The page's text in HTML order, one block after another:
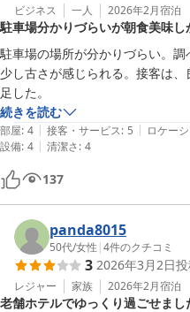
ビジネス 一人 2026年2月宿泊
駐車場分かりづらいが朝食美味し
駐車場の場所が分かりづらい。調
少し古さが感じられる。接客は
足した。
続きを読む
部屋: 4 | 接客・サービス: 5 | ロケー
設備: 4 | 清潔さ: 4
137
panda8015
50代/女性 |4件のクチコミ
3 2026年3月2日
レジャー 家族 2026年2月宿泊
老舗ホテルでゆっくり過ごせまし